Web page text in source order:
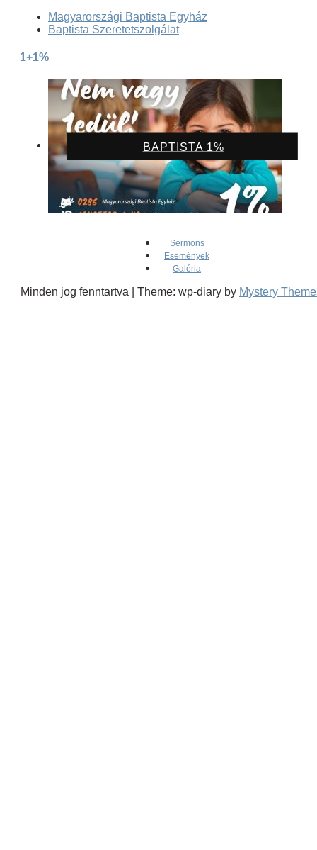
Magyarországi Baptista Egyház
Baptista Szeretetszolgálat
1+1%
BAPTISTA 1%
Sermons
Események
Galéria
Minden jog fenntartva Theme: wp-diary by Mystery